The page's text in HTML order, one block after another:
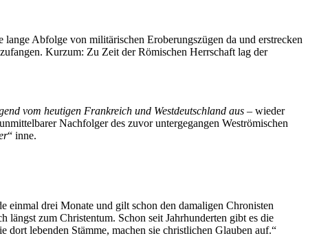
Abfolge von militärischen Eroberungszügen da und erstrecken
Kurzum: Zu Zeit der Römischen Herrschaft lag der
vom heutigen Frankreich und Westdeutschland aus – wieder
Nachfolger des zuvor untergegangen Weströmischen
“ inne.
einmal drei Monate und gilt schon den damaligen Chronisten
zum Christentum. Schon seit Jahrhunderten gibt es die
lebenden Stämme, machen sie christlichen Glauben auf.“